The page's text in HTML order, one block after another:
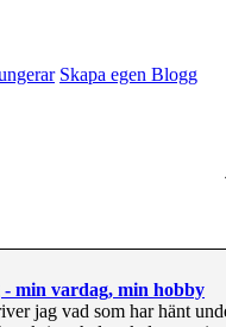
Skapa egen Blogg
min vardag, min hobby
jag vad som har hänt